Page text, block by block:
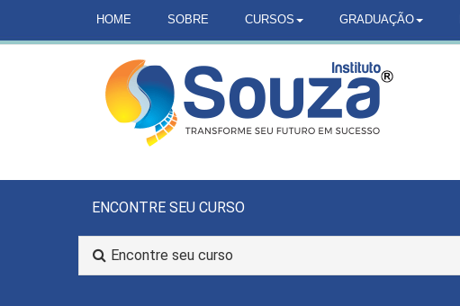
HOME SOBRE CURSOS GRADUAÇÃO
ENCONTRE SEU CURSO
Encontre seu curso